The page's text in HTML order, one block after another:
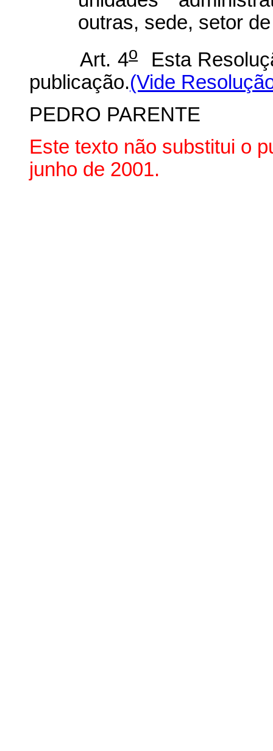
outras, sede, setor
Art. 4oEsta
publicação.(Vide
PEDRO PARENTE
Este texto não substitui o
junho de 2001.